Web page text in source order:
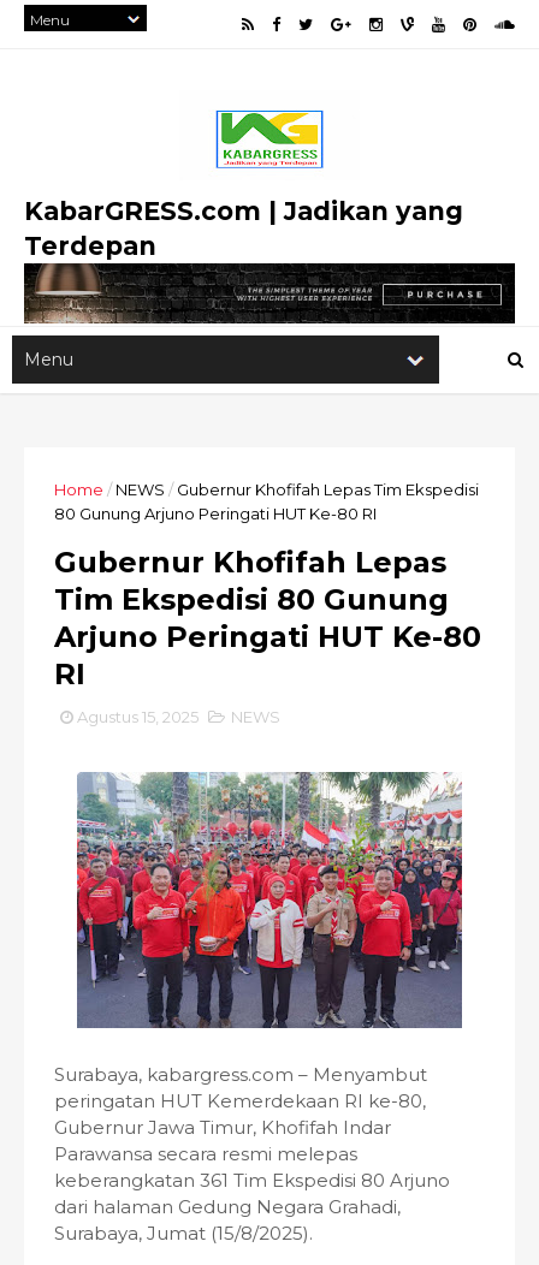
KabarGRESS.com | Jadikan yang
Terdepan
Home / NEWS / Gubernur Khofifah Lepas Tim Ekspedisi
80 Gunung Arjuno Peringati HUT Ke-80 RI
Gubernur Khofifah Lepas
Tim Ekspedisi 80 Gunung
Arjuno Peringati HUT Ke-80
RI
Agustus 15, 2025 NEWS
Surabaya, kabargress.com – Menyambut
peringatan HUT Kemerdekaan RI ke-80,
Gubernur Jawa Timur, Khofifah Indar
Parawansa secara resmi melepas
keberangkatan 361 Tim Ekspedisi 80 Arjuno
dari halaman Gedung Negara Grahadi,
Surabaya, Jumat (15/8/2025).